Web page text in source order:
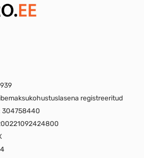
registreeritud
304758440